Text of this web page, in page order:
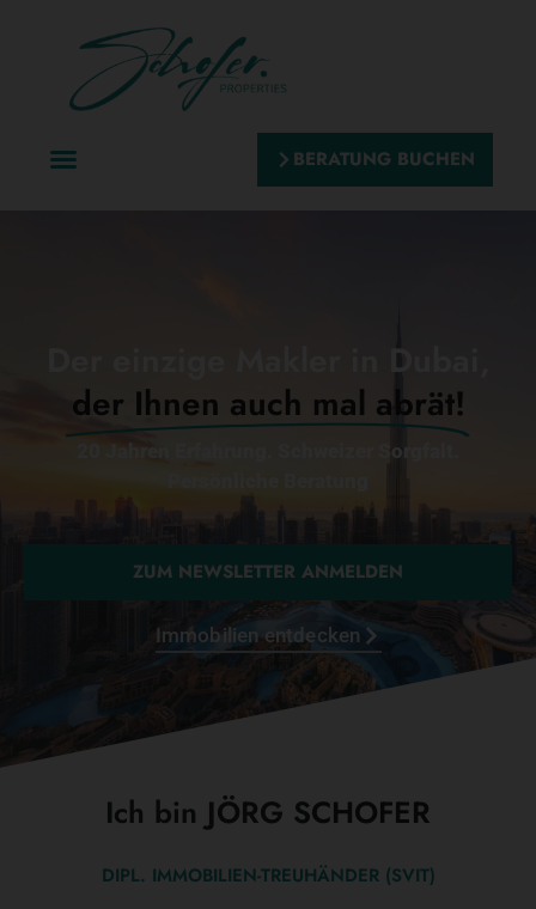
BERATUNG BUCHEN
Der einzige Makler in Dubai,
der Ihnen auch mal abrät!
20 Jahren Erfahrung. Schweizer Sorgfalt.
ZUM NEWSLETTER ANMELDEN
Immobilien entdecken
Ich bin JÖRG SCHOFER
DIPL. IMMOBILIEN-TREUHÄNDER (SVIT)